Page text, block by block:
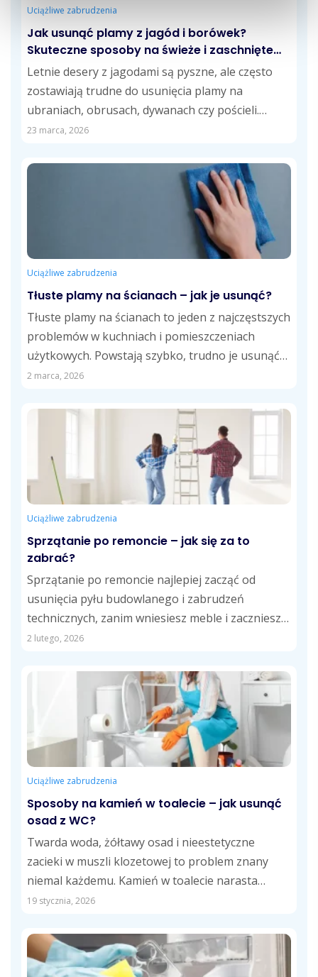
Uciążliwe zabrudzenia
Jak usunąć plamy z jagód i borówek?
Skuteczne sposoby na świeże i zaschnięte
zabrudzenia
Letnie desery z jagodami są pyszne, ale często
zostawiają trudne do usunięcia plamy na
ubraniach, obrusach, dywanach czy pościeli.
Jagody...
23 marca, 2026
Uciążliwe zabrudzenia
Tłuste plamy na ścianach – jak je usunąć?
Tłuste plamy na ścianach to jeden z najczęstszych
problemów w kuchniach i pomieszczeniach
użytkowych. Powstają szybko, trudno je usunąć
i...
2 marca, 2026
Uciążliwe zabrudzenia
Sprzątanie po remoncie – jak się za to
zabrać?
Sprzątanie po remoncie najlepiej zacząć od
usunięcia pyłu budowlanego i zabrudzeń
technicznych, zanim wniesiesz meble i zaczniesz
normalnie korzystać z...
2 lutego, 2026
Uciążliwe zabrudzenia
Sposoby na kamień w toalecie – jak usunąć
osad z WC?
Twarda woda, żółtawy osad i nieestetyczne
zacieki w muszli klozetowej to problem znany
niemal każdemu. Kamień w toalecie narasta
powoli,...
19 stycznia, 2026